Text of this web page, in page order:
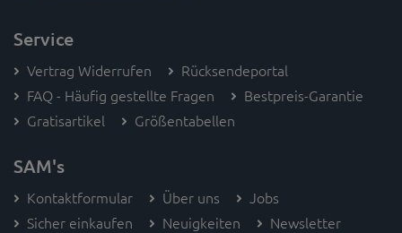
Service
Vertrag Widerrufen
Rücksendeportal
FAQ - Häufig gestellte Fragen
Bestpreis-Garantie
Gratisartikel
Größentabellen
SAM's
Kontaktformular Über uns
Jobs
Sicher einkaufen
Neuigkeiten
Newsletter